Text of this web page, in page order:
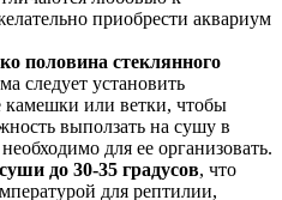
приобрести аквариум
половина стеклянного
следует установить
или ветки, чтобы
выползать на сушу в
для ее организовать.
до 30-35 градусов, что
для рептилии,